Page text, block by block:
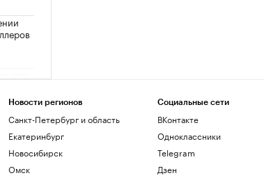
Новости регионов
Санкт-Петербург и область
Екатеринбург
Новосибирск
Омск
Социальные сети
ВКонтакте
Одноклассники
Telegram
Дзен